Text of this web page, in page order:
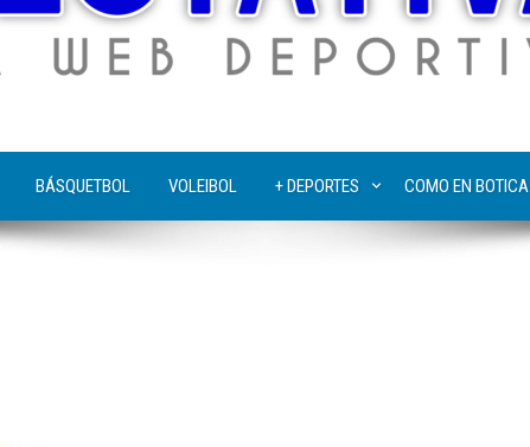
BÁSQUETBOL VOLEIBOL + DEPORTES COMO EN BOTICA